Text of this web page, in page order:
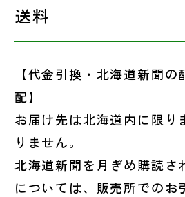
送料
【代金引換・北海道新聞
配】
お届け先は北海道内に限り
りません。
北海道新聞を月ぎめ購読さ
については、販売所でのお